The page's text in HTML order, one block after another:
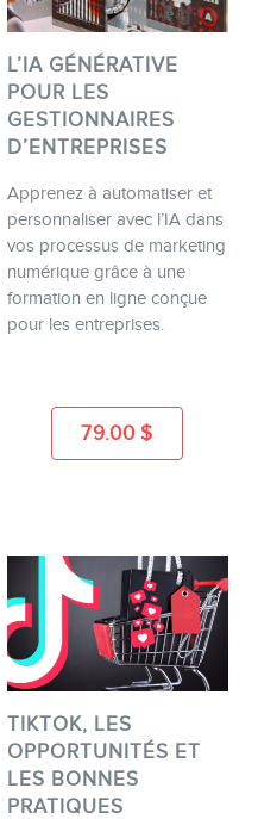
L’IA GÉNÉRATIVE
POUR LES
GESTIONNAIRES
D’ENTREPRISES
Apprenez à automatiser et
personnaliser avec l’IA dans
vos processus de marketing
numérique grâce à une
formation en ligne conçue
pour les entreprises.
79.00 $
TIKTOK, LES
OPPORTUNITÉS ET
LES BONNES
PRATIQUES